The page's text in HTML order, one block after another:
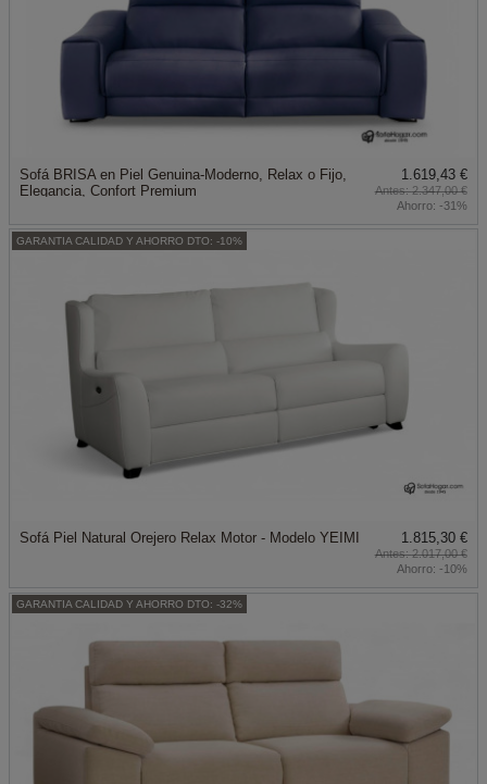
Sofá BRISA en Piel Genuina-Moderno, Relax o Fijo,
Elegancia, Confort Premium
1.619,43 €
2.347,00 €
Ahorro: -31%
GARANTIA CALIDAD Y AHORRO DTO: -10%
Sofá Piel Natural Orejero Relax Motor - Modelo YEIMI 1.815,30 €
2.017,00 €
Ahorro: -10%
GARANTIA CALIDAD Y AHORRO DTO: -32%